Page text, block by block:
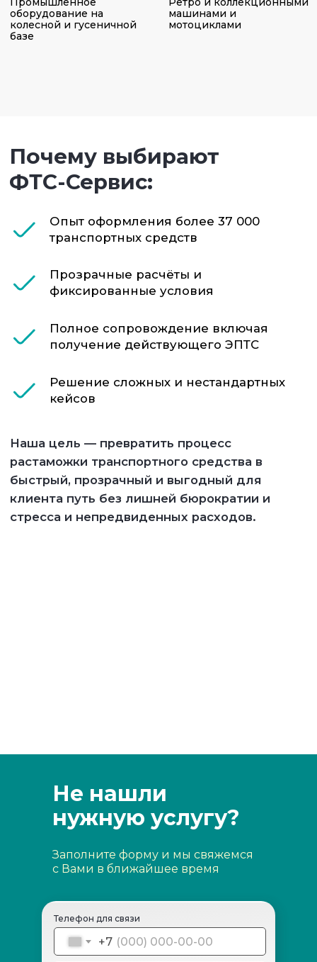
Телефон для связи
+7
Не нашли
нужную услугу?
Заполните форму и мы свяжемся
с Вами в ближайшее время